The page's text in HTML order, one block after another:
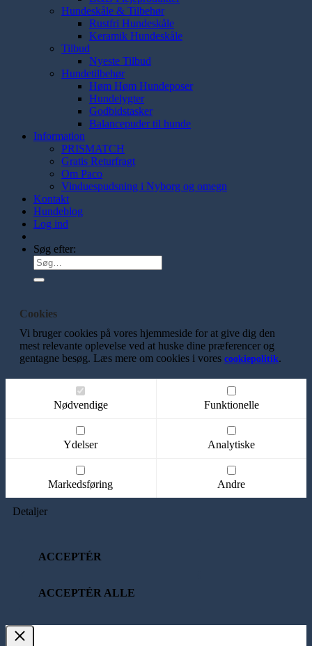
Hundeskåle & Tilbehør
Rustfri Hundeskåle
Keramik Hundeskåle
Tilbud
Nyeste Tilbud
Hundetilbehør
Høm Høm Hundeposer
Hundelygter
Godbidstasker
Balancepuder til hunde
Information
PRISMATCH
Gratis Returfragt
Om Paco
Vinduespudsning i Nyborg og omegn
Kontakt
Hundeblog
Log ind
Søg efter:
Cookies
Vi bruger cookies på vores hjemmeside for at give dig den
mest relevante oplevelse ved at huske dine præferencer og
gentagne besøg. Læs mere om cookies i vores cookiepolitik.
Nødvendige Funktionelle
Ydelser Analytiske
Markedsføring Andre
Detaljer
ACCEPTÉR
ACCEPTÉR ALLE